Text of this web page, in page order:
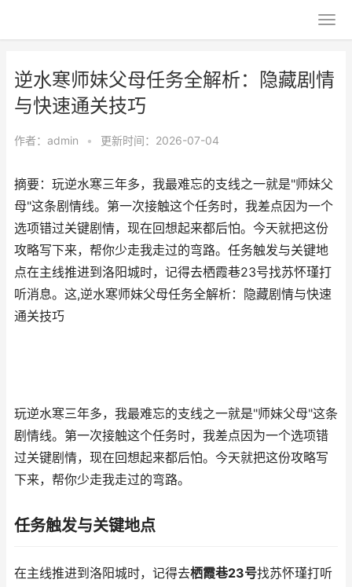
逆水寒师妹父母任务全解析：隐藏剧情
与快速通关技巧
作者： admin • 更新时间：2026-07-04
摘要：玩逆水寒三年多，我最难忘的支线之一就是"师妹父
母"这条剧情线。第一次接触这个任务时，我差点因为一个
选项错过关键剧情，现在回想起来都后怕。今天就把这份
攻略写下来，帮你少走我走过的弯路。任务触发与关键地
点在主线推进到洛阳城时，记得去栖霞巷23号找苏怀瑾打
听消息。这,逆水寒师妹父母任务全解析：隐藏剧情与快速
通关技巧
玩逆水寒三年多，我最难忘的支线之一就是"师妹父母"这条
剧情线。第一次接触这个任务时，我差点因为一个选项错
过关键剧情，现在回想起来都后怕。今天就把这份攻略写
下来，帮你少走我走过的弯路。
任务触发与关键地点
在主线推进到洛阳城时，记得去栖霞巷23号找苏怀瑾打听